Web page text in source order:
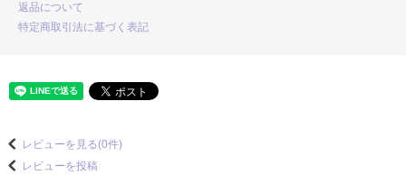
返品について
特定商取引法に基づく表記
レビューを見る(0件)
レビューを投稿